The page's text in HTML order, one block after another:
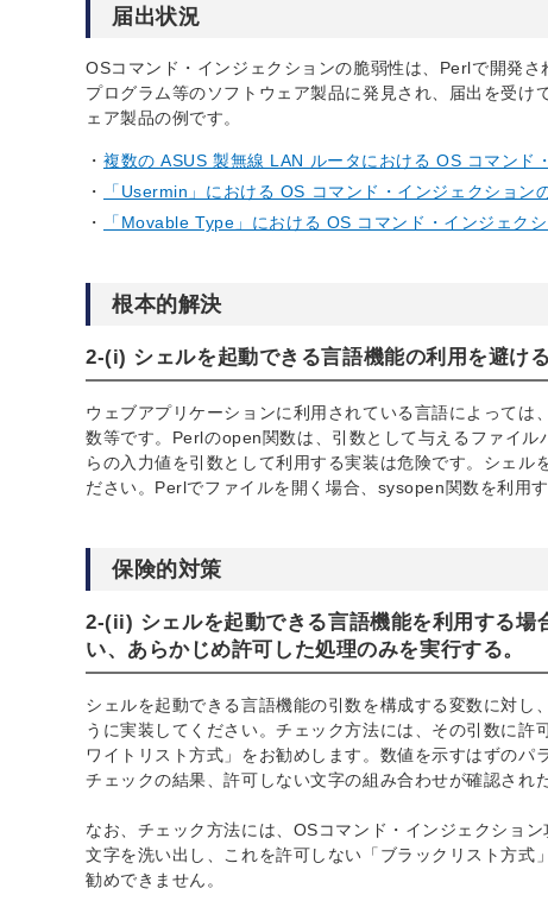
届出状況
OSコマンド・インジェクションの脆弱性は、Perlで開発
プログラム等のソフトウェア製品に発見され、届出を受
ェア製品の例です。
複数の ASUS 製無線 LAN ルータにおける OS コマンド
「Usermin」における OS コマンド・インジェクション
「Movable Type」における OS コマンド・インジェク
根本的解決
2-(i) シェルを起動できる言語機能の利用を避ける
ウェブアプリケーションに利用されている言語によって
数等です。Perlのopen関数は、引数として与えるファイ
らの入力値を引数として利用する実装は危険です。シェ
ださい。Perlでファイルを開く場合、sysopen関数を利用
保険的対策
2-(ii) シェルを起動できる言語機能を利用する場
い、あらかじめ許可した処理のみを実行する。
シェルを起動できる言語機能の引数を構成する変数に対
うに実装してください。チェック方法には、その引数に
ワイトリスト方式」をお勧めします。数値を示すはずのパ
チェックの結果、許可しない文字の組み合わせが確認され
なお、チェック方法には、OSコマンド・インジェクショ
文字を洗い出し、これを許可しない「ブラックリスト方
勧めできません。